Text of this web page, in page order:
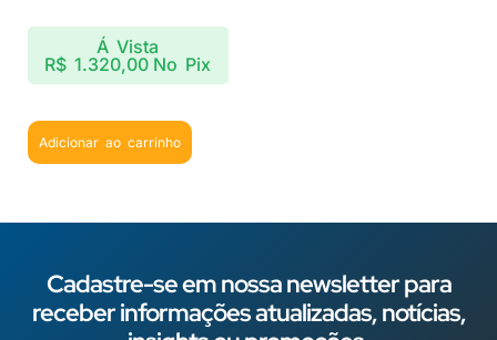
Á Vista
R$ 1.320,00 No Pix
Adicionar ao carrinho
Cadastre-se em nossa newsletter para
receber informações atualizadas, notícias,